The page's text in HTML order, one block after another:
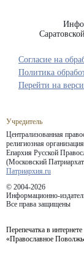
Учредитель
Централизованная
религиозная
Епархия Русской
(Московский
Патриархия.ru
© 2004-2026
Информационно-
Все права защищены
Согласие на
Политика
Перепечатка в
«Православное
Перейти на